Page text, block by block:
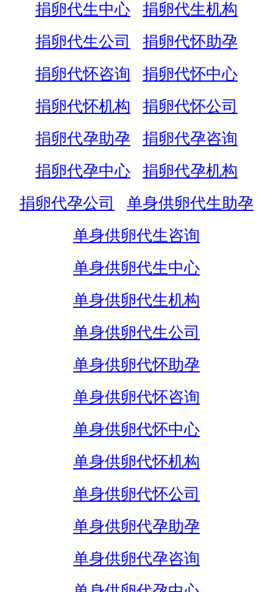
捐卵代生中心
捐卵代生机构
捐卵代生公司
捐卵代怀助孕
捐卵代怀咨询
捐卵代怀中心
捐卵代怀机构
捐卵代怀公司
捐卵代孕助孕
捐卵代孕咨询
捐卵代孕中心
捐卵代孕机构
捐卵代孕公司
单身供卵代生助孕
单身供卵代生咨询
单身供卵代生中心
单身供卵代生机构
单身供卵代生公司
单身供卵代怀助孕
单身供卵代怀咨询
单身供卵代怀中心
单身供卵代怀机构
单身供卵代怀公司
单身供卵代孕助孕
单身供卵代孕咨询